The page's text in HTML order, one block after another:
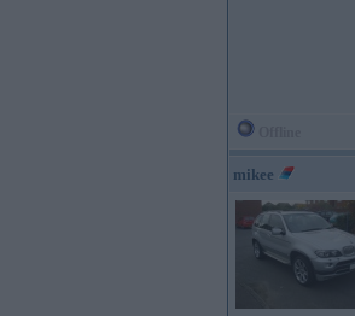
mikee